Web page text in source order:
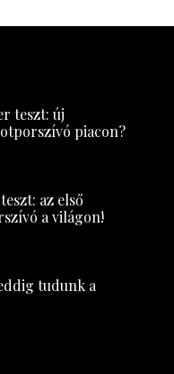
teszt: új
piacon?
az első
a világon!
tudunk a